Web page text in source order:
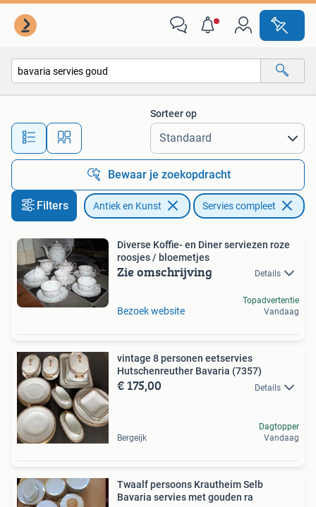
Alle afstanden…
Sorteer op
Bewaar je zoekopdracht
Filters Antiek en Kunst Servies compleet
Diverse Koffie- en Diner serviezen roze
roosjes / bloemetjes
Zie omschrijving Details
Bezoek website
Topadvertentie
Vandaag
vintage 8 personen eetservies
Hutschenreuther Bavaria (7357)
€ 175,00 Details
Bergeijk
Dagtopper
Vandaag
Twaalf persoons Krautheim Selb
Bavaria servies met gouden ra